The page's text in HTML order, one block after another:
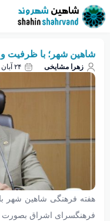
شاهین شهر؛ با ظرفیت و
زهرا مشایخی ۲۴ آبان ۱۴۰۱
هفته فرهنگی شاهین شهر
فرهنگسرای اشراق بصورت